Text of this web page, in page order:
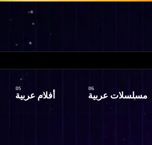
أفلام عربية مسلسلات عربية